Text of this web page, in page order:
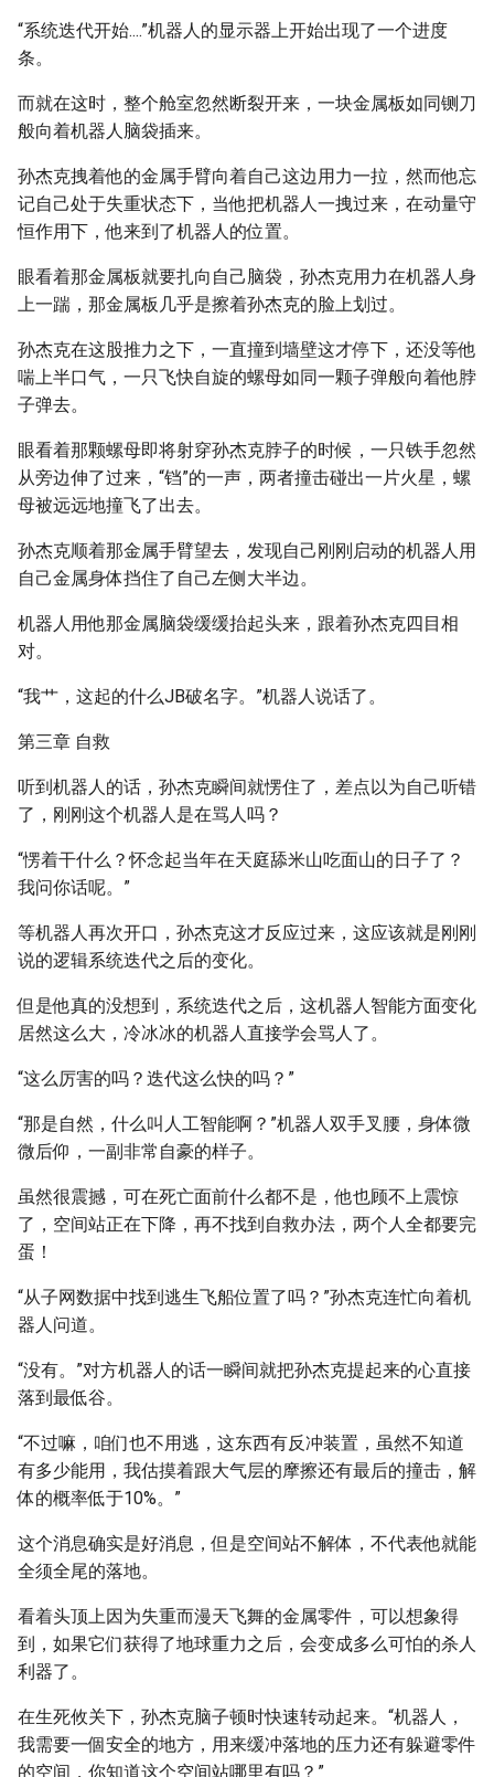
“系统迭代开始....”机器人的显示器上开始出现了一个进度
条。
而就在这时，整个舱室忽然断裂开来，一块金属板如同铡刀
般向着机器人脑袋插来。
孙杰克拽着他的金属手臂向着自己这边用力一拉，然而他忘
记自己处于失重状态下，当他把机器人一拽过来，在动量守
恒作用下，他来到了机器人的位置。
眼看着那金属板就要扎向自己脑袋，孙杰克用力在机器人身
上一踹，那金属板几乎是擦着孙杰克的脸上划过。
孙杰克在这股推力之下，一直撞到墙壁这才停下，还没等他
喘上半口气，一只飞快自旋的螺母如同一颗子弹般向着他脖
子弹去。
眼看着那颗螺母即将射穿孙杰克脖子的时候，一只铁手忽然
从旁边伸了过来，“铛”的一声，两者撞击碰出一片火星，螺
母被远远地撞飞了出去。
孙杰克顺着那金属手臂望去，发现自己刚刚启动的机器人用
自己金属身体挡住了自己左侧大半边。
机器人用他那金属脑袋缓缓抬起头来，跟着孙杰克四目相
对。
“我艹，这起的什么JB破名字。”机器人说话了。
第三章 自救
听到机器人的话，孙杰克瞬间就愣住了，差点以为自己听错
了，刚刚这个机器人是在骂人吗？
“愣着干什么？怀念起当年在天庭舔米山吃面山的日子了？
我问你话呢。”
等机器人再次开口，孙杰克这才反应过来，这应该就是刚刚
说的逻辑系统迭代之后的变化。
但是他真的没想到，系统迭代之后，这机器人智能方面变化
居然这么大，冷冰冰的机器人直接学会骂人了。
“这么厉害的吗？迭代这么快的吗？”
“那是自然，什么叫人工智能啊？”机器人双手叉腰，身体微
微后仰，一副非常自豪的样子。
虽然很震撼，可在死亡面前什么都不是，他也顾不上震惊
了，空间站正在下降，再不找到自救办法，两个人全都要完
蛋！
“从子网数据中找到逃生飞船位置了吗？”孙杰克连忙向着机
器人问道。
“没有。”对方机器人的话一瞬间就把孙杰克提起来的心直接
落到最低谷。
“不过嘛，咱们也不用逃，这东西有反冲装置，虽然不知道
有多少能用，我估摸着跟大气层的摩擦还有最后的撞击，解
体的概率低于10%。”
这个消息确实是好消息，但是空间站不解体，不代表他就能
全须全尾的落地。
看着头顶上因为失重而漫天飞舞的金属零件，可以想象得
到，如果它们获得了地球重力之后，会变成多么可怕的杀人
利器了。
在生死攸关下，孙杰克脑子顿时快速转动起来。“机器人，
我需要一個安全的地方，用来缓冲落地的压力还有躲避零件
的空间，你知道这个空间站哪里有吗？”